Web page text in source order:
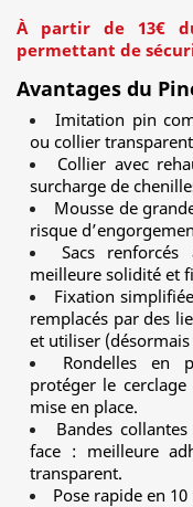
À partir de 13€
permettant de
Avantages du
Imitation pin
ou collier
Collier avec
surcharge de
Mousse de
risque
Sacs
meilleure solidité et
Fixation
remplacés par des
et utiliser
Rondelles en
protéger le
mise en place.
Bandes
face : meilleure
transparent.
Pose rapide en